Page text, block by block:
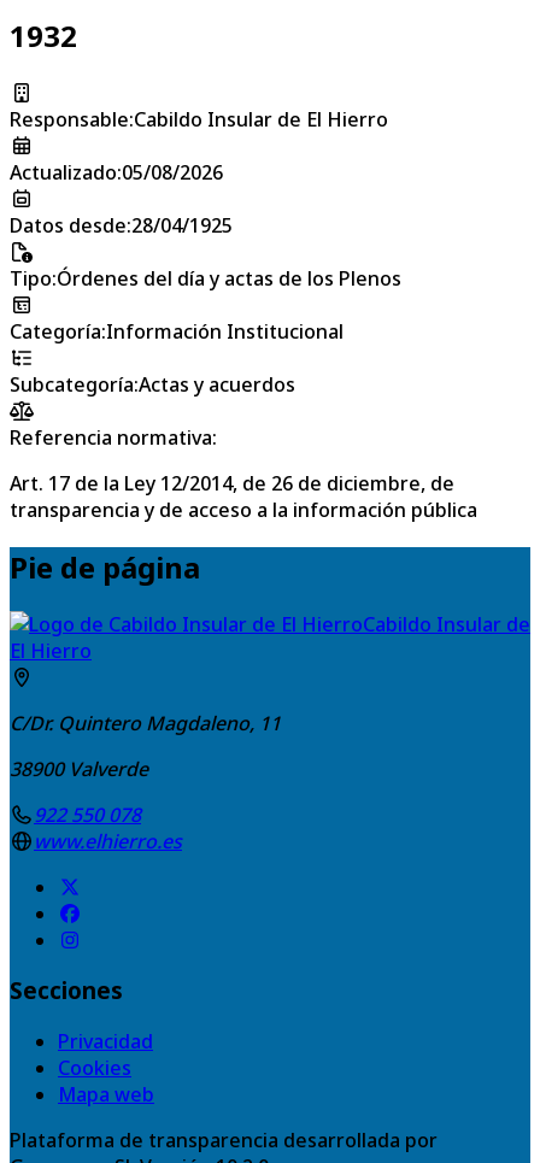
1932
Responsable:Cabildo Insular de El Hierro
Actualizado:05/08/2026
Datos desde:28/04/1925
Tipo:Órdenes del día y actas de los Plenos
Categoría:Información Institucional
Subcategoría:Actas y acuerdos
Referencia normativa:
Art. 17 de la Ley 12/2014, de 26 de diciembre, de
transparencia y de acceso a la información pública
Pie de página
Cabildo Insular de
El Hierro
C/Dr. Quintero Magdaleno, 11
38900 Valverde
922 550 078
www.elhierro.es
Secciones
Privacidad
Cookies
Mapa web
Plataforma de transparencia desarrollada por